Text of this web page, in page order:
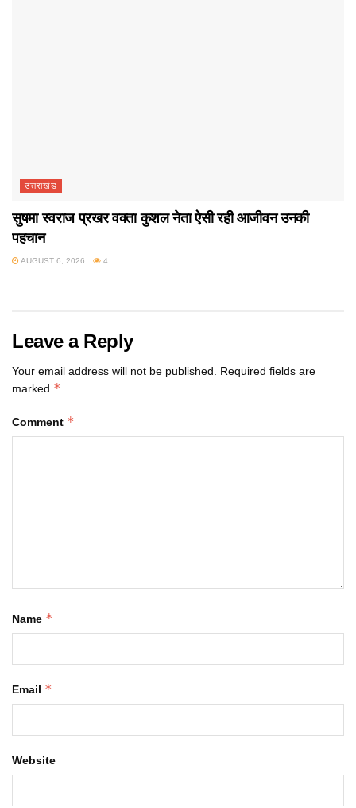
उत्तराखंड
सुषमा स्वराज प्रखर वक्ता कुशल नेता ऐसी रही आजीवन उनकी
पहचान
AUGUST 6, 2026 4
Leave a Reply
Your email address will not be published. Required fields are
marked *
Comment *
Name *
Email *
Website